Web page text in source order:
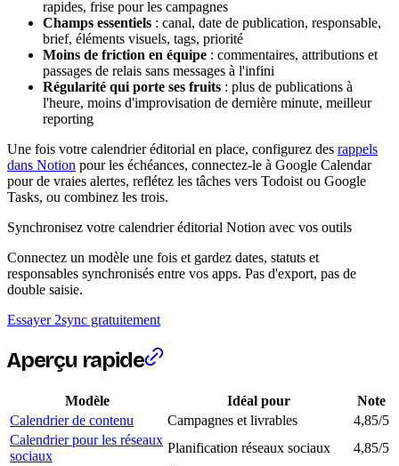
rapides, frise pour les campagnes
Champs essentiels : canal, date de publication, responsable,
brief, éléments visuels, tags, priorité
Moins de friction en équipe : commentaires, attributions et
passages de relais sans messages à l'infini
Régularité qui porte ses fruits : plus de publications à
l'heure, moins d'improvisation de dernière minute, meilleur
reporting
Une fois votre calendrier éditorial en place, configurez des rappels
dans Notion pour les échéances, connectez-le à Google Calendar
pour de vraies alertes, reflétez les tâches vers Todoist ou Google
Tasks, ou combinez les trois.
Synchronisez votre calendrier éditorial Notion avec vos outils
Connectez un modèle une fois et gardez dates, statuts et
responsables synchronisés entre vos apps. Pas d'export, pas de
double saisie.
Essayer 2sync gratuitement
Aperçu rapide
Modèle Idéal pour
Note
Calendrier de contenu
Campagnes et livrables
4,85/5
Calendrier pour les réseaux
sociaux
Planification réseaux sociaux
4,85/5